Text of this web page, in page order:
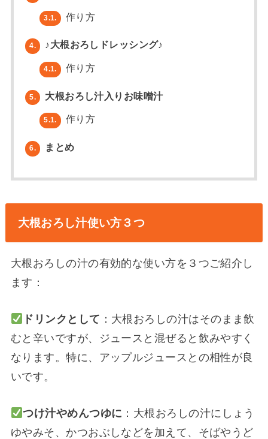
3.1. 作り方
4. ♪大根おろしドレッシング♪
4.1. 作り方
5. 大根おろし汁入りお味噌汁
5.1. 作り方
6. まとめ
大根おろし汁使い方３つ
大根おろしの汁の有効的な使い方を３つご紹介し
ます：
ドリンクとして ：大根おろしの汁はそのまま飲
むと辛いですが、ジュースと混ぜると飲みやすく
なります。特に、アップルジュースとの相性が良
いです。
つけ汁やめんつゆに ：大根おろしの汁にしょう
ゆやみそ、かつおぶしなどを加えて、そばやうど